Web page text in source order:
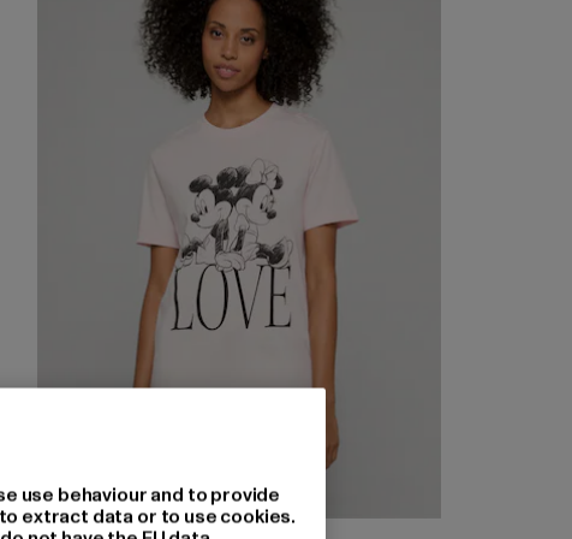
use behaviour and to provide
extract data or to use cookies.